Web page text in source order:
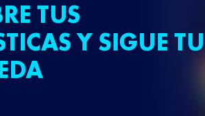
TUS
Y SIGUE TU